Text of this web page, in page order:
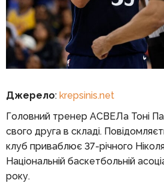
Джерело: krepsinis.net
Головний тренер АСВЕЛа Тоні
свого друга в складі.
клуб приваблює 37-річного
Національній баскетбольній
року.